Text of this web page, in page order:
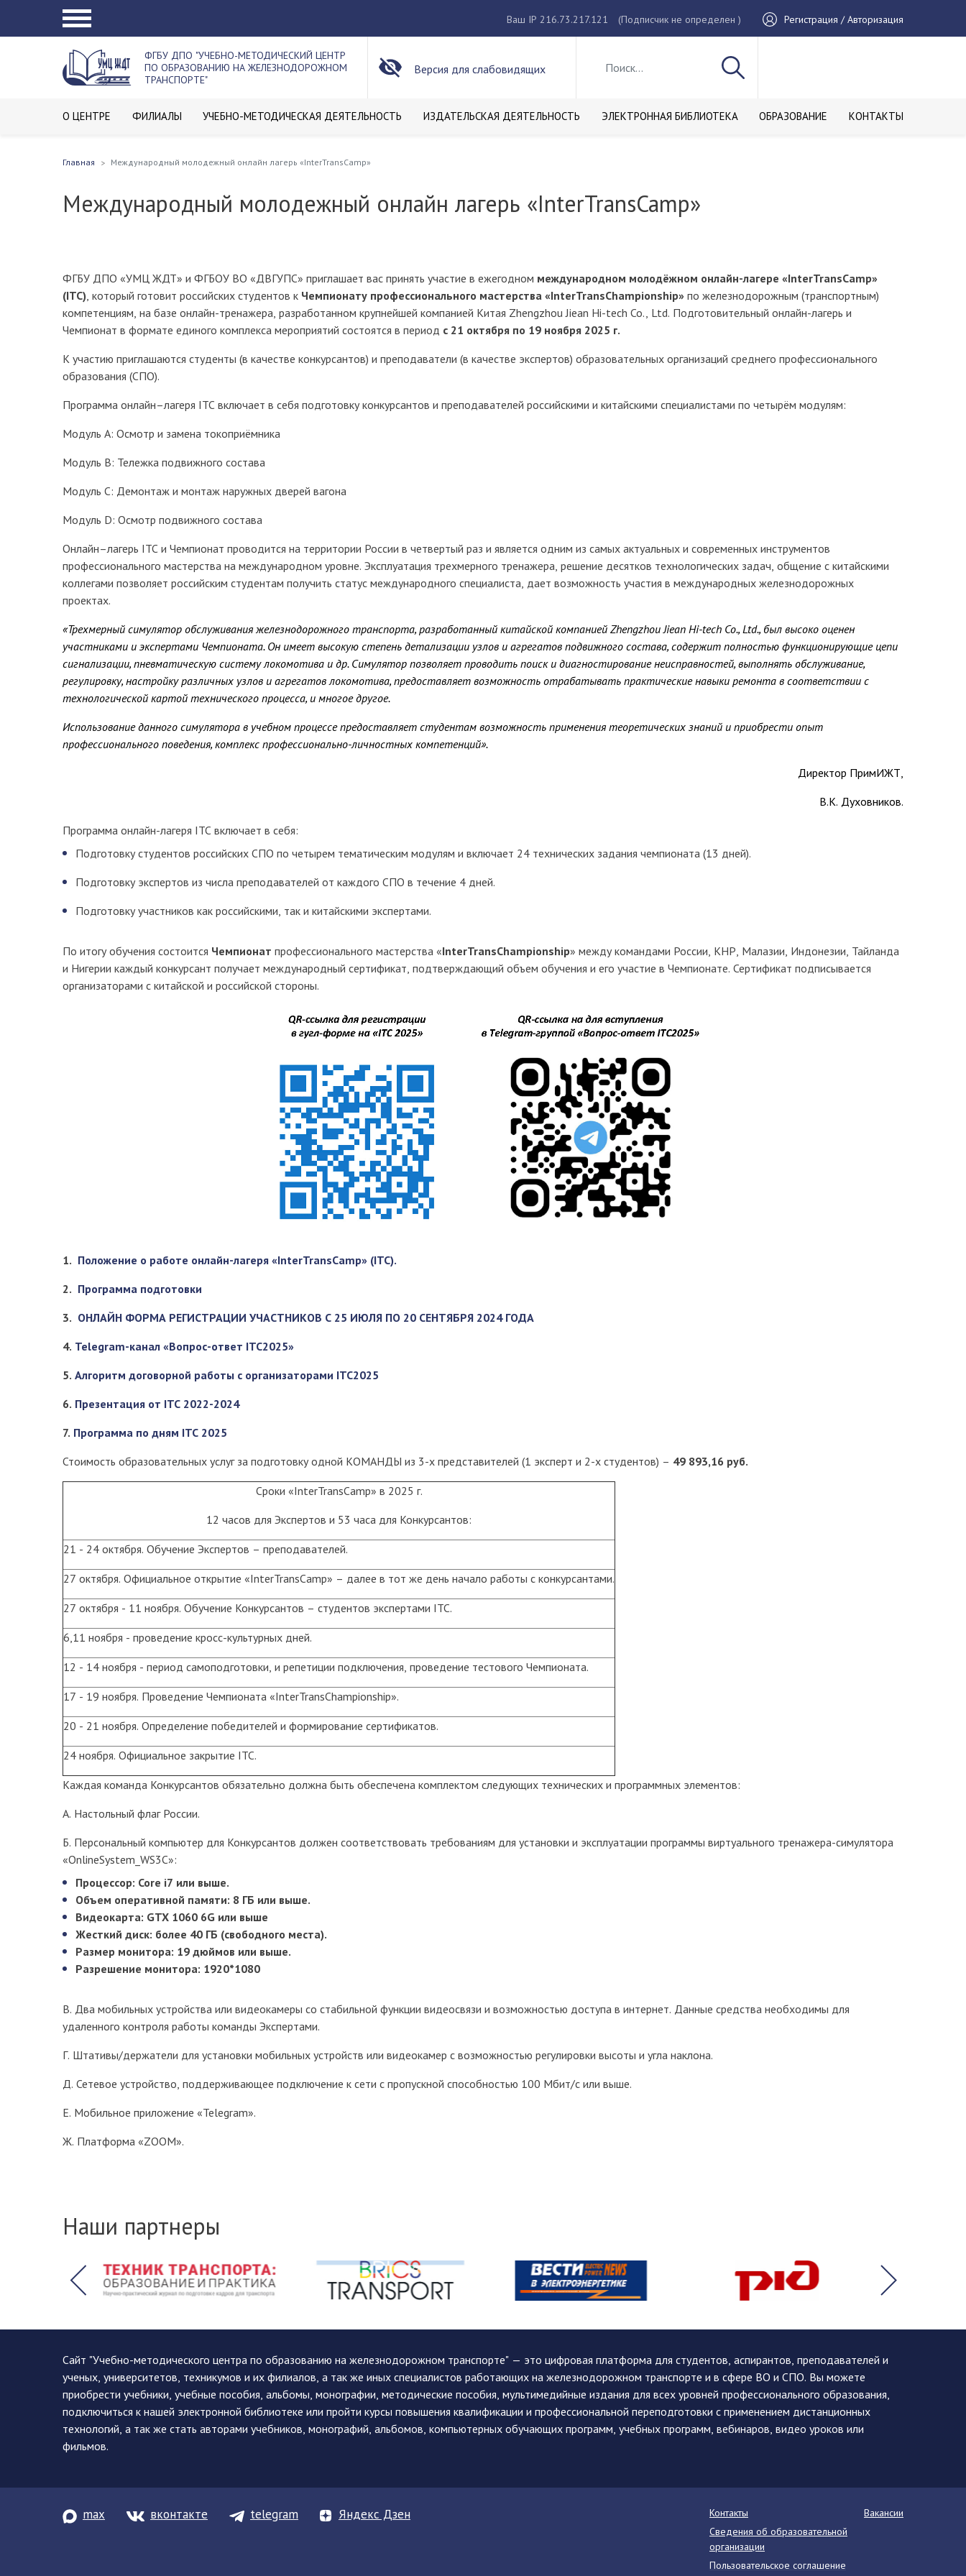
Ваш IP 216.73.217.121 (Подписчик не определен ) Регистрация / Авторизация
ФГБУ ДПО "УЧЕБНО-МЕТОДИЧЕСКИЙ ЦЕНТР
ПО ОБРАЗОВАНИЮ НА ЖЕЛЕЗНОДОРОЖНОМ
ТРАНСПОРТЕ"
Версия для слабовидящих
О ЦЕНТРЕ ФИЛИАЛЫ УЧЕБНО-МЕТОДИЧЕСКАЯ ДЕЯТЕЛЬНОСТЬ ИЗДАТЕЛЬСКАЯ ДЕЯТЕЛЬНОСТЬ ЭЛЕКТРОННАЯ БИБЛИОТЕКА ОБРАЗОВАНИЕ КОНТАКТЫ
Главная Международный молодежный онлайн лагерь «InterTransCamp»
Международный молодежный онлайн лагерь «InterTransCamp»
ФГБУ ДПО «УМЦ ЖДТ» и ФГБОУ ВО «ДВГУПС» приглашает вас принять участие в ежегодном международном молодёжном онлайн-лагере «InterTransCamp»
(ITC), который готовит российских студентов к Чемпионату профессионального мастерства «InterTransСhampionship» по железнодорожным (транспортным)
компетенциям, на базе онлайн-тренажера, разработанном крупнейшей компанией Китая Zhengzhou Jiean Hi-tech Co., Ltd. Подготовительный онлайн-лагерь и
Чемпионат в формате единого комплекса мероприятий состоятся в период с 21 октября по 19 ноября 2025 г.
К участию приглашаются студенты (в качестве конкурсантов) и преподаватели (в качестве экспертов) образовательных организаций среднего профессионального
образования (СПО).
Программа онлайн–лагеря ITC включает в себя подготовку конкурсантов и преподавателей российскими и китайскими специалистами по четырём модулям:
Модуль A: Осмотр и замена токоприёмника
Модуль B: Тележка подвижного состава
Модуль C: Демонтаж и монтаж наружных дверей вагона
Модуль D: Осмотр подвижного состава
Онлайн–лагерь ITC и Чемпионат проводится на территории России в четвертый раз и является одним из самых актуальных и современных инструментов
профессионального мастерства на международном уровне. Эксплуатация трехмерного тренажера, решение десятков технологических задач, общение с китайскими
коллегами позволяет российским студентам получить статус международного специалиста, дает возможность участия в международных железнодорожных
проектах.
«Трехмерный симулятор обслуживания железнодорожного транспорта, разработанный китайской компанией Zhengzhou Jiean Hi-tech Co., Ltd., был высоко оценен
участниками и экспертами Чемпионата. Он имеет высокую степень детализации узлов и агрегатов подвижного состава, содержит полностью функционирующие цепи
сигнализации, пневматическую систему локомотива и др. Симулятор позволяет проводить поиск и диагностирование неисправностей, выполнять обслуживание,
регулировку, настройку различных узлов и агрегатов локомотива, предоставляет возможность отрабатывать практические навыки ремонта в соответствии с
технологической картой технического процесса, и многое другое.
Использование данного симулятора в учебном процессе предоставляет студентам возможность применения теоретических знаний и приобрести опыт
профессионального поведения, комплекс профессионально-личностных компетенций».
Директор ПримИЖТ,
В.К. Духовников.
Программа онлайн-лагеря ITC включает в себя:
Подготовку студентов российских СПО по четырем тематическим модулям и включает 24 технических задания чемпионата (13 дней).
Подготовку экспертов из числа преподавателей от каждого СПО в течение 4 дней.
Подготовку участников как российскими, так и китайскими экспертами.
По итогу обучения состоится Чемпионат профессионального мастерства «InterTransСhampionship» между командами России, КНР, Малазии, Индонезии, Тайланда
и Нигерии каждый конкурсант получает международный сертификат, подтверждающий объем обучения и его участие в Чемпионате. Сертификат подписывается
организаторами с китайской и российской стороны.
1. Положение о работе онлайн-лагеря «InterTransCamp» (ITC).
2. Программа подготовки
3. ОНЛАЙН ФОРМА РЕГИСТРАЦИИ УЧАСТНИКОВ С 25 ИЮЛЯ ПО 20 СЕНТЯБРЯ 2024 ГОДА
4. Telegram-канал «Вопрос-ответ ITC2025»
5. Алгоритм договорной работы с организаторами ITC2025
6. Презентация от ITC 2022-2024
7. Программа по дням ITC 2025
Стоимость образовательных услуг за подготовку одной КОМАНДЫ из 3-х представителей (1 эксперт и 2-х студентов) – 49 893,16 руб.
Сроки «InterTransCamp» в 2025 г.
12 часов для Экспертов и 53 часа для Конкурсантов:
21 - 24 октября. Обучение Экспертов – преподавателей.
27 октября. Официальное открытие «InterTransCamp» – далее в тот же день начало работы с конкурсантами.
27 октября - 11 ноября. Обучение Конкурсантов – студентов экспертами ITC.
6,11 ноября - проведение кросс-культурных дней.
12 - 14 ноября - период самоподготовки, и репетиции подключения, проведение тестового Чемпионата.
17 - 19 ноября. Проведение Чемпионата «InterTransСhampionship».
20 - 21 ноября. Определение победителей и формирование сертификатов.
24 ноября. Официальное закрытие ITC.
Каждая команда Конкурсантов обязательно должна быть обеспечена комплектом следующих технических и программных элементов:
А. Настольный флаг России.
Б. Персональный компьютер для Конкурсантов должен соответствовать требованиям для установки и эксплуатации программы виртуального тренажера-симулятора
«OnlineSystem_WS3C»:
Процессор: Core i7 или выше.
Объем оперативной памяти: 8 ГБ или выше.
Видеокарта: GTX 1060 6G или выше
Жесткий диск: более 40 ГБ (свободного места).
Размер монитора: 19 дюймов или выше.
Разрешение монитора: 1920*1080
В. Два мобильных устройства или видеокамеры со стабильной функции видеосвязи и возможностью доступа в интернет. Данные средства необходимы для
удаленного контроля работы команды Экспертами.
Г. Штативы/держатели для установки мобильных устройств или видеокамер с возможностью регулировки высоты и угла наклона.
Д. Сетевое устройство, поддерживающее подключение к сети с пропускной способностью 100 Мбит/с или выше.
Е. Мобильное приложение «Telegram».
Ж. Платформа «ZOOM».
Наши партнеры
Сайт "Учебно-методического центра по образованию на железнодорожном транспорте" — это цифровая платформа для студентов, аспирантов, преподавателей и
ученых, университетов, техникумов и их филиалов, а так же иных специалистов работающих на железнодорожном транспорте и в сфере ВО и СПО. Вы можете
приобрести учебники, учебные пособия, альбомы, монографии, методические пособия, мультимедийные издания для всех уровней профессионального образования,
подключиться к нашей электронной библиотеке или пройти курсы повышения квалификации и профессиональной переподготовки с применением дистанционных
технологий, а так же стать авторами учебников, монографий, альбомов, компьютерных обучающих программ, учебных программ, вебинаров, видео уроков или
фильмов.
max вконтакте telegram Яндекс Дзен Контакты
Вакансии
Сведения об образовательной
организации
Пользовательское соглашение